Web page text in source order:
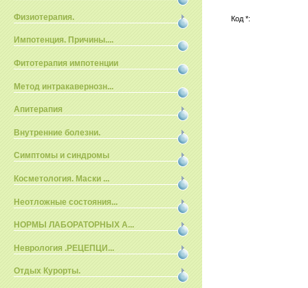
Физиотерапия.
Импотенция. Причины....
Фитотерапия импотенции
Метод интракавернозн...
Апитерапия
Внутренние болезни.
Симптомы и синдромы
Косметология. Маски ...
Неотложные состояния...
НОРМЫ ЛАБОРАТОРНЫХ А...
Неврология .РЕЦЕПЦИ...
Отдых Курорты.
Код *: